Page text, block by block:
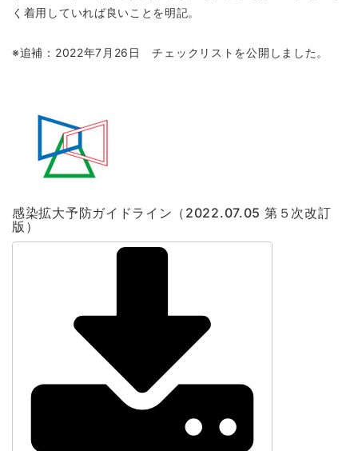
く着用していれば良いことを明記。
※追補：2022年7月26日 チェックリストを公開しました。
感染拡大予防ガイドライン（2022.07.05 第５次改訂
版）